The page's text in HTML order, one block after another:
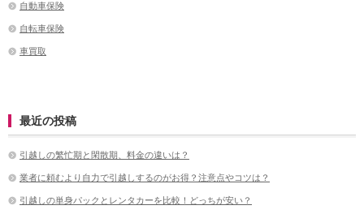
自動車保険
自転車保険
車買取
最近の投稿
引越しの繁忙期と閑散期、料金の違いは？
業者に頼むより自力で引越しするのがお得？注意点やコツは？
引越しの単身パックとレンタカーを比較！どっちが安い？